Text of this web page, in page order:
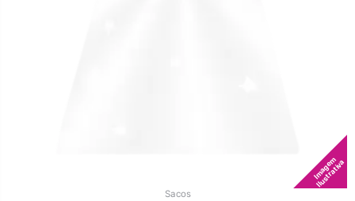
Imagem
Ilustrativa
Sacos